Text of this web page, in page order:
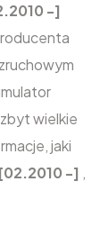
-]
wielkie
jaki
[02.2010 -] ,